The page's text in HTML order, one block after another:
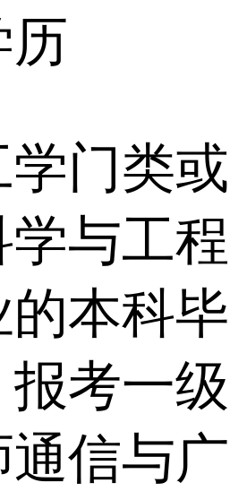
历
门类或
与工程
本科毕
考一级
信与广